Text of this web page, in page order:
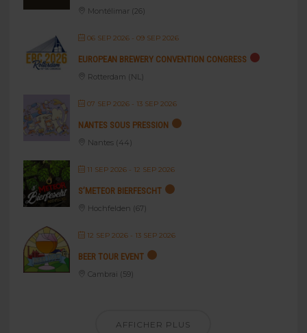
Montélimar (26)
06 SEP 2026- 09 SEP 2026
EUROPEAN BREWERY CONVENTION CONGRESS
Rotterdam (NL)
07 SEP 2026- 13 SEP 2026
NANTES SOUS PRESSION
Nantes (44)
11 SEP 2026- 12 SEP 2026
S’METEOR BIERFESCHT
Hochfelden (67)
12 SEP 2026- 13 SEP 2026
BEER TOUR EVENT
Cambrai (59)
AFFICHER PLUS